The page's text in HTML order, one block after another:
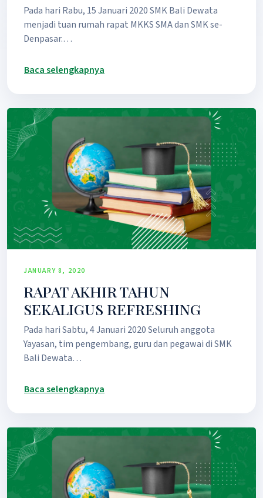
Pada hari Rabu, 15 Januari 2020 SMK Bali Dewata
menjadi tuan rumah rapat MKKS SMA dan SMK se-
Denpasar.…
Baca selengkapnya
JANUARY 8, 2020
RAPAT AKHIR TAHUN
SEKALIGUS REFRESHING
Pada hari Sabtu, 4 Januari 2020 Seluruh anggota
Yayasan, tim pengembang, guru dan pegawai di SMK
Bali Dewata…
Baca selengkapnya